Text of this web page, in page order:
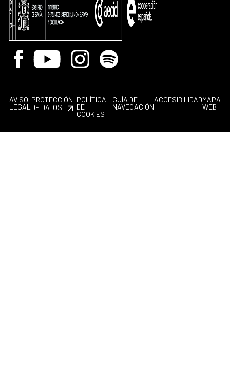
Facebook
Youtube InstagramSpotify
AVISO
LEGAL
PROTECCIÓN
DE DATOS
POLÍTICA
DE
COOKIES
GUÍA DE
NAVEGACIÓN
ACCESIBILIDADMAPA
WEB